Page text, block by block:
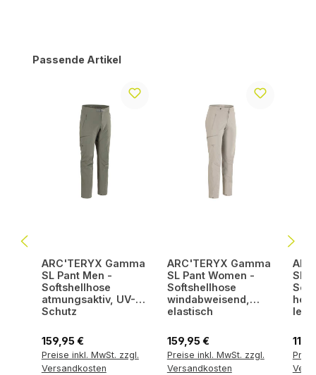
Produktgalerie überspringen
Passende Artikel
ARC'TERYX Gamma
SL Pant Men -
Softshellhose
atmungsaktiv, UV-
Schutz
Regulärer Preis:
159,95 €
Preise inkl. MwSt. zzgl.
Versandkosten
ARC'TERYX Gamma
SL Pant Women -
Softshellhose
windabweisend,
elastisch
Regulärer Preis:
159,95 €
Preise inkl. MwSt. zzgl.
Versandkosten
SL